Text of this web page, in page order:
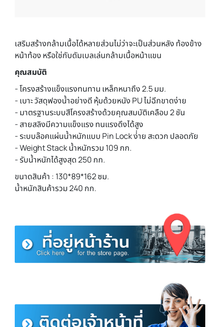
เสริมสร้างกล้ามเนื้อได้หลายส่วนไม่ว่าจะเป็นส่วนหลัง ท้องข้าง
หน้าท้อง หรือใช่กับดัมเบลเล่นกล้ามเนื้อหน้าแขน
คุณสมบัติ
- โครงสร้างแข็งแรงทนทาน เหล็กหนาถึง 2.5 มม.
- เบาะ วัสดุฟองน้ำอย่างดี หุ้มด้วยหนัง PU ไม่ฉีกขาดง่าย
- มาตรฐานระบบสีโครงสร้างด้วยคุณสมบัติเคลือบ 2 ชัน
- สายสลิงมีความแข็งแรง ทนแรงดึงได้สูง
- ระบบล๊อคแผ่นน้ำหนักแบบ Pin Lock ง่่าย สะดวก ปลอดภัย
- Weight Stack น้ำหนักรวม 109 กก.
- รับน้ำหนักได้สูงสุด 250 กก.
ขนาดสินค้า : 130*89*162 ซม.
น้ำหนักสินค้ารวม 240 กก.